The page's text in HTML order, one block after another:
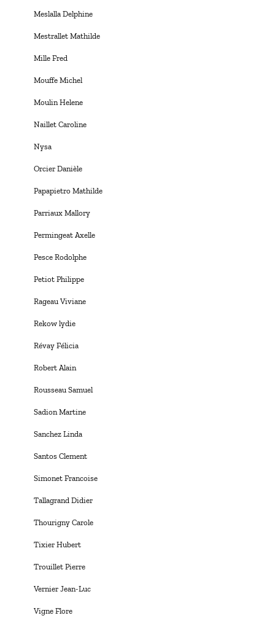
Meslalla Delphine
Mestrallet Mathilde
Mille Fred
Mouffe Michel
Moulin Helene
Naillet Caroline
Nysa
Orcier Danièle
Papapietro Mathilde
Parriaux Mallory
Permingeat Axelle
Pesce Rodolphe
Petiot Philippe
Rageau Viviane
Rekow lydie
Révay Félicia
Robert Alain
Rousseau Samuel
Sadion Martine
Sanchez Linda
Santos Clement
Simonet Francoise
Tallagrand Didier
Thourigny Carole
Tixier Hubert
Trouillet Pierre
Vernier Jean-Luc
Vigne Flore